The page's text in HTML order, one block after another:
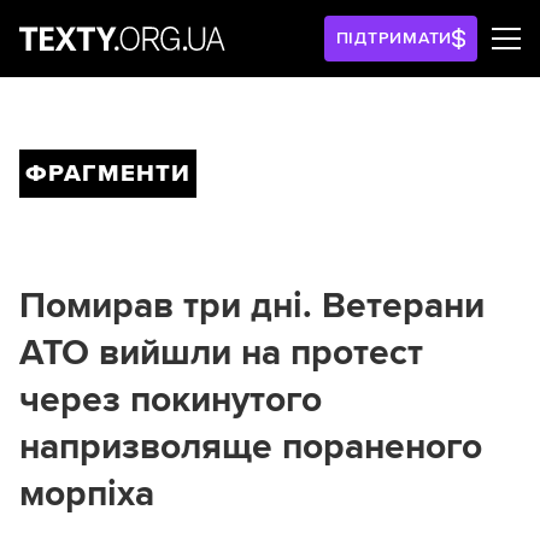
ПІДТРИМАТИ
ФРАГМЕНТИ
Помирав три дні. Ветерани
АТО вийшли на протест
через покинутого
напризволяще пораненого
морпіха